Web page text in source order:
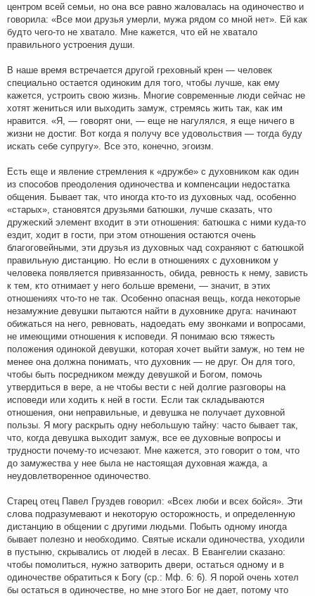
центром всей семьи, но она все равно жаловалась на одиночество и
говорила: «Все мои друзья умерли, мужа рядом со мной нет». Ей как
будто чего-то не хватало. Мне кажется, что ей не хватало
правильного устроения души.
В наше время встречается другой греховный крен — человек
специально остается одиноким для того, чтобы лучше, как ему
кажется, устроить свою жизнь. Многие современные люди сейчас не
хотят жениться или выходить замуж, стремясь жить так, как им
нравится. «Я, — говорят они, — еще не нагулялся, я еще ничего в
жизни не достиг. Вот когда я получу все удовольствия — тогда буду
искать себе супругу». Все это, конечно, эгоизм.
Есть еще и явление стремления к «дружбе» с духовником как один
из способов преодоления одиночества и компенсации недостатка
общения. Бывает так, что иногда кто-то из духовных чад, особенно
«старых», становятся друзьями батюшки, лучше сказать, что
дружеский элемент входит в эти отношения: батюшка с ними куда-то
ездит, ходит в гости, при этом отношения остаются очень
благоговейными, эти друзья из духовных чад сохраняют с батюшкой
правильную дистанцию. Но если в отношениях с духовником у
человека появляется привязанность, обида, ревность к нему, зависть
к тем, кто отнимает у него больше времени, — значит, в этих
отношениях что-то не так. Особенно опасная вещь, когда некоторые
незамужние девушки пытаются найти в духовнике друга: начинают
обижаться на него, ревновать, надоедать ему звонками и вопросами,
не имеющими отношения к исповеди. Я понимаю всю тяжесть
положения одинокой девушки, которая хочет выйти замуж, но тем не
менее она должна понимать, что духовник — не друг. Он для того,
чтобы быть посредником между девушкой и Богом, помочь
утвердиться в вере, а не чтобы вести с ней долгие разговоры на
исповеди или ходить к ней в гости. Если так складываются
отношения, они неправильные, и девушка не получает духовной
пользы. Я могу раскрыть одну небольшую тайну: часто бывает так,
что, когда девушка выходит замуж, все ее духовные вопросы и
трудности почему-то исчезают. Мне кажется, это говорит о том, что
до замужества у нее была не настоящая духовная жажда, а
неудовлетворенное одиночество.
Старец отец Павел Груздев говорил: «Всех люби и всех бойся». Эти
слова подразумевают и некоторую осторожность, и определенную
дистанцию в общении с другими людьми. Побыть одному иногда
бывает полезно и необходимо. Святые искали одиночества, уходили
в пустыню, скрывались от людей в лесах. В Евангелии сказано:
чтобы помолиться, нужно затворить двери, остаться одному и в
одиночестве обратиться к Богу (ср.: Мф. 6: 6). Я порой очень хотел
бы остаться в одиночестве, но мне этого Бог не дает, потому что